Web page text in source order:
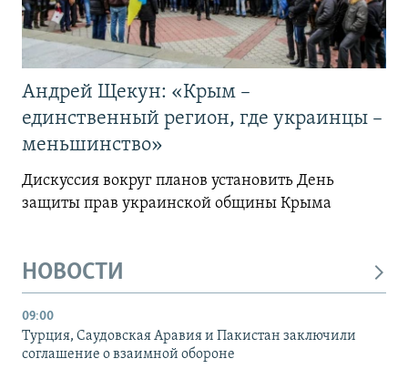
Андрей Щекун: «Крым –
единственный регион, где украинцы –
меньшинство»
Дискуссия вокруг планов установить День
защиты прав украинской общины Крыма
НОВОСТИ
09:00
Турция, Саудовская Аравия и Пакистан заключили
соглашение о взаимной обороне